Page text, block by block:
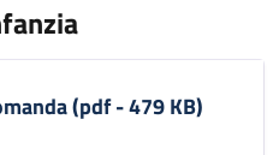
(pdf - 479 KB)